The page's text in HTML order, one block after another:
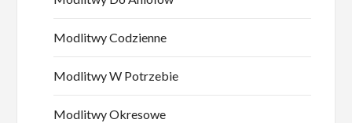
Modlitwy Codzienne
Modlitwy W Potrzebie
Modlitwy Okresowe